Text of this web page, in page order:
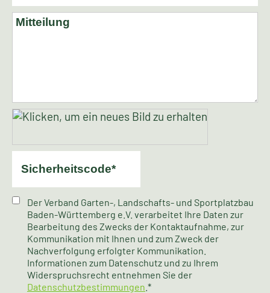
Der Verband Garten-, Landschafts- und Sportplatzbau
Baden-Württemberg e.V. verarbeitet Ihre Daten zur
Bearbeitung des Zwecks der Kontaktaufnahme, zur
Kommunikation mit Ihnen und zum Zweck der
Nachverfolgung erfolgter Kommunikation.
Informationen zum Datenschutz und zu Ihrem
Widerspruchsrecht entnehmen Sie der
Datenschutzbestimmungen .*